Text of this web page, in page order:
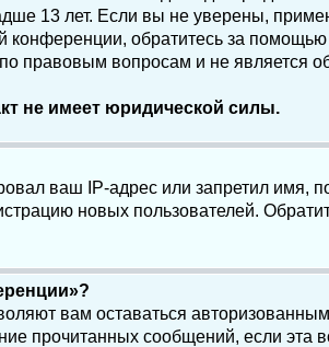
13 лет. Если вы не уверены,
обратитесь за помощью
правовым вопросам и не является
не имеет юридической силы.
ваш IP-адрес или запретил имя,
новых пользователей.
вам оставаться
прочитанных сообщений, если эта